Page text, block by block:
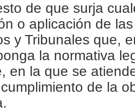
de que surja
o aplicación de
y Tribunales que,
la normativa
en la que se
de la